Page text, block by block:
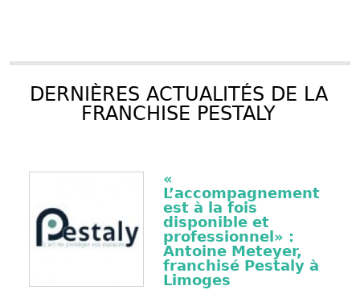
DERNIÈRES ACTUALITÉS DE LA
FRANCHISE PESTALY
«
L’accompagnement
est à la fois
disponible et
professionnel» :
Antoine Meteyer,
franchisé Pestaly à
Limoges